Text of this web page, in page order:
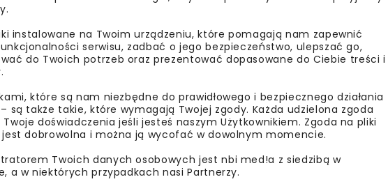
legislacyjnych, społecznych i gospodarczych dla ich wdrażania.
instalowane na Twoim urządzeniu, które pomagają nam zapewnić
serwisu, zadbać o jego bezpieczeństwo, ulepszać go,
do Twoich potrzeb oraz prezentować dopasowane do Ciebie treści i
które są nam niezbędne do prawidłowego i bezpiecznego działania
są także takie, które wymagają Twojej zgody. Każda udzielona zgoda
doświadczenia jeśli jesteś naszym Użytkownikiem. Zgoda na pliki
dobrowolna i można ją wycofać w dowolnym momencie.
Twoich danych osobowych jest nbi med!a z siedzibą w
a w niektórych przypadkach nasi Partnerzy.